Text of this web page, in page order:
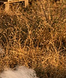
3 autres GDSA
annuelle.
Elles nous
en
le